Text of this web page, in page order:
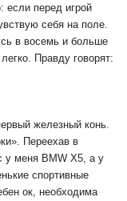
если перед игрой
себя на поле.
в восемь и больше
Правду говорят:
железный конь.
Переехав в
у меня BMW X5, а у
спортивные
ок, необходима